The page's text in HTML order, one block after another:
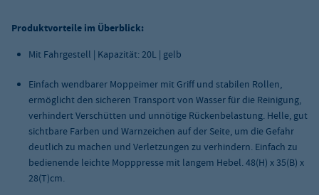
Produktvorteile im Überblick:
Mit Fahrgestell | Kapazität: 20L | gelb
Einfach wendbarer Moppeimer mit Griff und stabilen Rollen,
ermöglicht den sicheren Transport von Wasser für die Reinigung,
verhindert Verschütten und unnötige Rückenbelastung. Helle, gut
sichtbare Farben und Warnzeichen auf der Seite, um die Gefahr
deutlich zu machen und Verletzungen zu verhindern. Einfach zu
bedienende leichte Mopppresse mit langem Hebel. 48(H) x 35(B) x
28(T)cm.